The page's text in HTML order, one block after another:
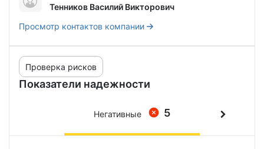
Тенников Василий Викторович
Просмотр контактов компании
Показатели надежности
Проверка рисков
5
Негативные